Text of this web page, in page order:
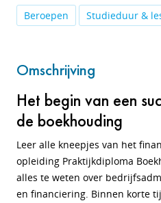
Beroepen Studieduur &
Omschrijving
Het begin van een
de boekhouding
Leer alle kneepjes van het
opleiding Praktijkdiploma
alles te weten over
en financiering. Binnen korte